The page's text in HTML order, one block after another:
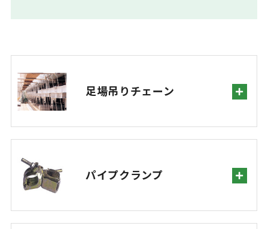
足場吊りチェーン
パイプクランプ